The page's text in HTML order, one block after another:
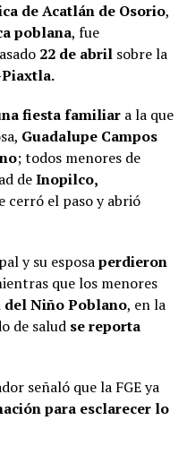
de Acatlán de Osorio,
poblana, fue
22 de abril sobre la
fiesta familiar a la que
Guadalupe Campos
; todos menores de
deInopilco,
cerró el paso y abrió
y su esposaperdieron
que los menores
Niño Poblano, en la
de salud se reporta
señaló que la FGE ya
para esclarecer lo